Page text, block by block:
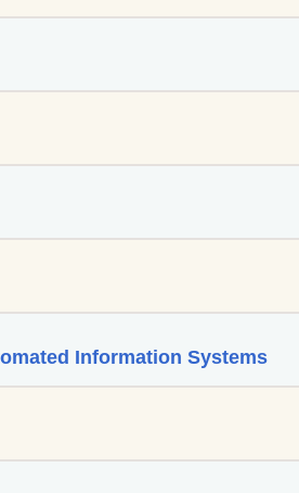
Information Systems